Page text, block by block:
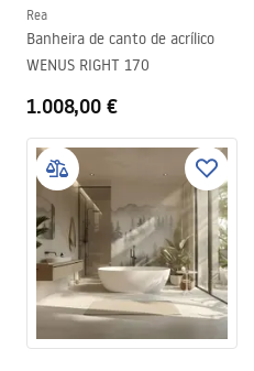
Rea
Banheira de canto de acrílico
WENUS RIGHT 170
1.008,00 €